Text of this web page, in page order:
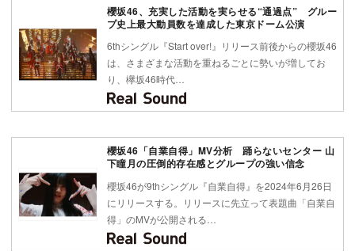
櫻坂46、充実した活動を実らせる“通過点” グルー
プ史上最大動員数を達成した東京ドーム公演
6thシングル『Start over!』リリース前後からの櫻坂46
は、さまざまな活動を重ねるごとに勢いが増してお
り、欅坂46時代…
櫻坂46「自業自得」MV分析 踊らないセンター 山
下瞳月の圧倒的存在感とグループの強い信念
櫻坂46が9thシングル『自業自得』を2024年6月26日
にリリースする。リリースに先立って表題曲「自業自
得」のMVが公開される…